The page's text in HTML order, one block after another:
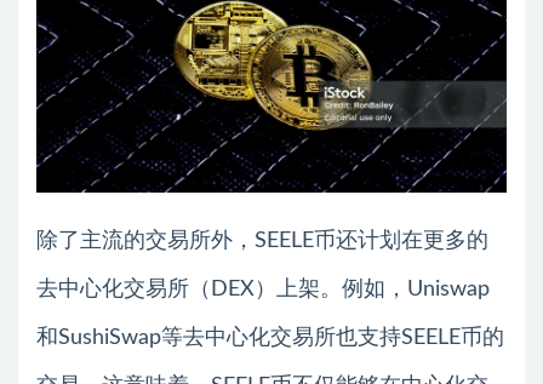
除了主流的交易所外，SEELE币还计划在更多的
去中心化交易所（DEX）上架。例如，Uniswap
和SushiSwap等去中心化交易所也支持SEELE币的